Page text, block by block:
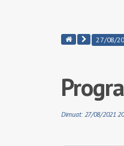
27/08/
Dimuat: 27/08/2021